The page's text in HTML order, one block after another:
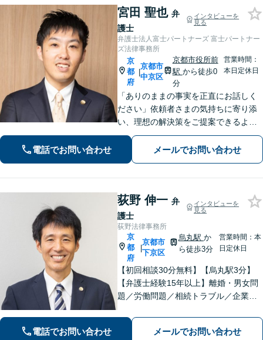
宮田 聖也 弁
護士
インタビューを
見る
弁護士法人富士パートナーズ 富士パートナー
ズ法律事務所
京
都
府
|
京都市
中京区
京都市役所前
駅 から徒歩0
分
営業時間：
本日定休日
「ありのままの事実を正直にお話しく
ださい」依頼者さまの気持ちに寄り添
い、理想の解決策をご提案できるよう
尽力します【交通事故事件の実績豊
富】【賠償金が2倍に増額した事例あ
り】依頼者さまに代わってさまざまな
電話でお問い合わせ メールでお問い合わせ
荻野 伸一 弁
護士
インタビューを
見る
荻野法律事務所
京
都
府
|
京都市
下京区
烏丸駅 か
ら徒歩3分
営業時間：本
日定休日
【初回相談30分無料】【烏丸駅3分】
【弁護士経験15年以上】離婚・男女問
題／労働問題／相続トラブル／企業法
ケーションで、納得感のある解決を目
指します【宗教法人法務／医療法務も
電話でお問い合わせ メールでお問い合わせ